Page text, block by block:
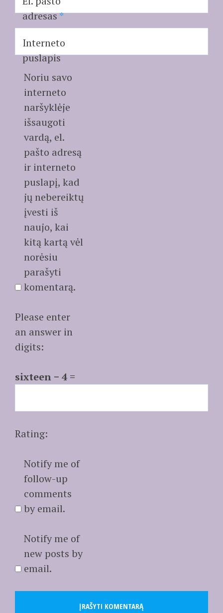
adresas*
Interneto
puslapis
Noriu savo
interneto
naršyklėje
išsaugoti
vardą, el.
pašto adresą
ir interneto
puslapį, kad
jų nebereiktų
įvesti iš
naujo, kai
kitą kartą vėl
norėsiu
parašyti
komentarą.
Please enter
an answer in
digits:
sixteen − 4 =
Rating:
Notify me of
follow-up
comments
by email.
Notify me of
new posts by
email.